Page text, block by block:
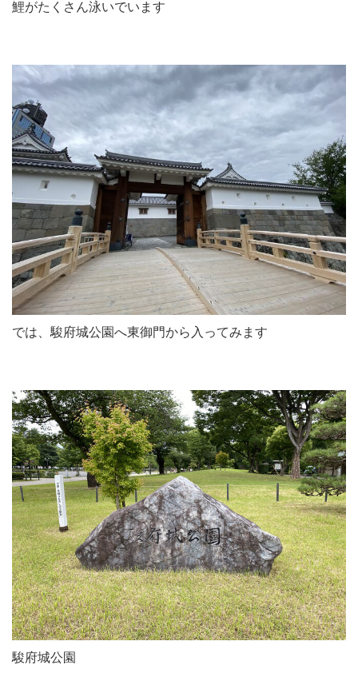
鯉がたくさん泳いでいます
では、駿府城公園へ東御門から入ってみます
駿府城公園